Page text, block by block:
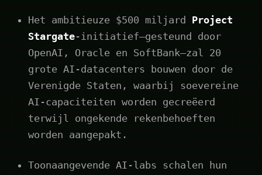
Het ambitieuze $500 miljard Project
Stargate-initiatief—gesteund door
OpenAI, Oracle en SoftBank—zal 20
grote AI-datacenters bouwen door de
Verenigde Staten, waarbij soevereine
AI-capaciteiten worden gecreëerd
terwijl ongekende rekenbehoeften
worden aangepakt.
Toonaangevende AI-labs schalen hun